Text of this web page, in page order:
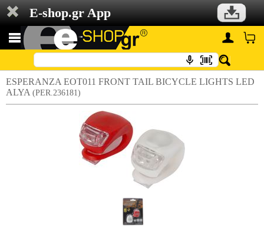
E-shop.gr App
ESPERANZA EOT011 FRONT TAIL BICYCLE LIGHTS LED
ALYA (PER.236181)